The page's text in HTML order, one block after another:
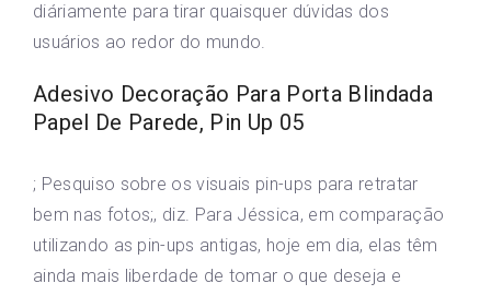
diáriamente para tirar quaisquer dúvidas dos
usuários ao redor do mundo.
Adesivo Decoração Para Porta Blindada
Papel De Parede, Pin Up 05
; Pesquiso sobre os visuais pin-ups para retratar
bem nas fotos;, diz. Para Jéssica, em comparação
utilizando as pin-ups antigas, hoje em dia, elas têm
ainda mais liberdade de tomar o que deseja e